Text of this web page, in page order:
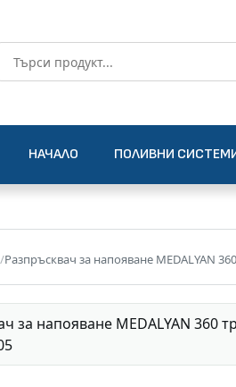
НАЧАЛО ПОЛИВНИ
/Разпръсквач за напояване MEDALYAN